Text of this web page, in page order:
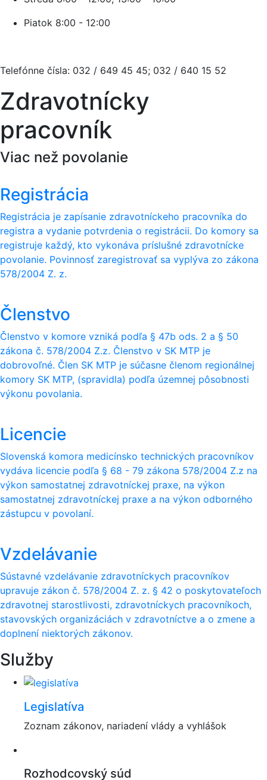
Piatok 8:00 - 12:00
Telefónne čísla: 032 / 649 45 45; 032 / 640 15 52
Zdravotnícky
pracovník
Viac než povolanie
Registrácia
Registrácia je zapísanie zdravotníckeho pracovníka do
registra a vydanie potvrdenia o registrácii. Do komory sa
registruje každý, kto vykonáva príslušné zdravotnícke
povolanie. Povinnosť zaregistrovať sa vyplýva zo zákona
578/2004 Z. z.
Členstvo
Členstvo v komore vzniká podľa § 47b ods. 2 a § 50
zákona č. 578/2004 Z.z. Členstvo v SK MTP je
dobrovoľné. Člen SK MTP je súčasne členom regionálnej
komory SK MTP, (spravidla) podľa územnej pôsobnosti
výkonu povolania.
Licencie
Slovenská komora medicínsko technických pracovníkov
vydáva licencie podľa § 68 - 79 zákona 578/2004 Z.z na
výkon samostatnej zdravotníckej praxe, na výkon
samostatnej zdravotníckej praxe a na výkon odborného
zástupcu v povolaní.
Vzdelávanie
Sústavné vzdelávanie zdravotníckych pracovníkov
upravuje zákon č. 578/2004 Z. z. § 42 o poskytovateľoch
zdravotnej starostlivosti, zdravotníckych pracovníkoch,
stavovských organizáciách v zdravotníctve a o zmene a
doplnení niektorých zákonov.
Služby
Legislatíva
Zoznam zákonov, nariadení vlády a vyhlášok
Rozhodcovský súd